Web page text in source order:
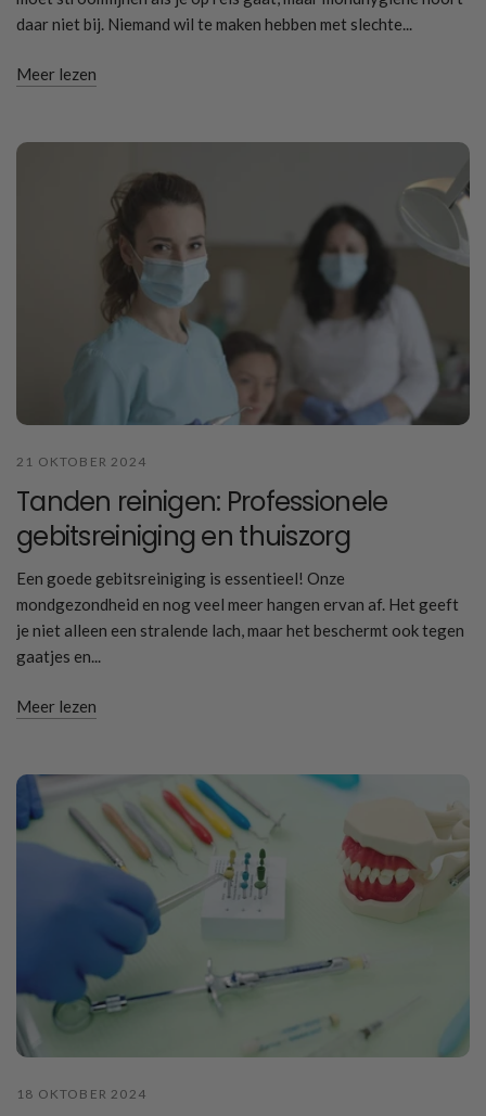
daar niet bij. Niemand wil te maken hebben met slechte...
Meer lezen
21 OKTOBER 2024
Tanden reinigen: Professionele
gebitsreiniging en thuiszorg
Een goede gebitsreiniging is essentieel! Onze
mondgezondheid en nog veel meer hangen ervan af. Het geeft
je niet alleen een stralende lach, maar het beschermt ook tegen
gaatjes en...
Meer lezen
18 OKTOBER 2024